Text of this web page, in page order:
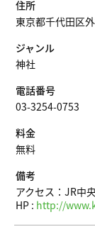
住所
東京都千代田区
ジャンル
神社
電話番号
03-3254-0753
料金
無料
備考
アクセス：JR中
HP : http://